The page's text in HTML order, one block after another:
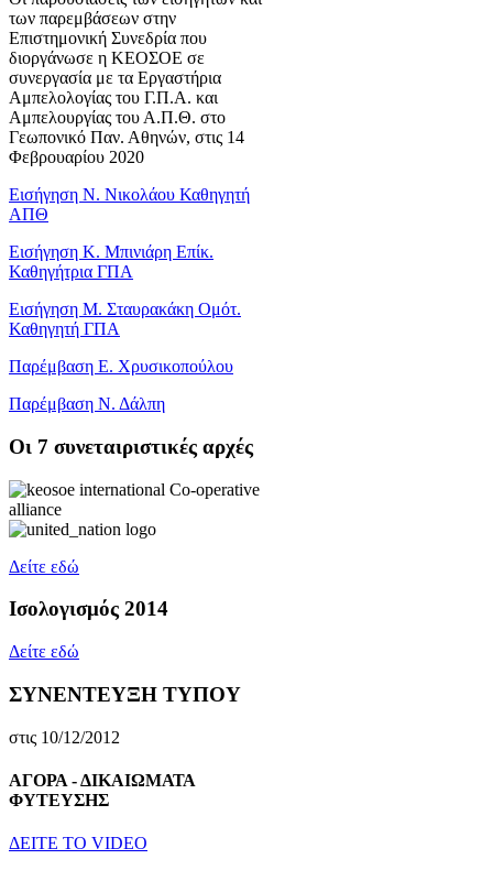
των παρεμβάσεων στην
Επιστημονική Συνεδρία που
διοργάνωσε η ΚΕΟΣΟΕ σε
συνεργασία με τα Εργαστήρια
Αμπελολογίας του Γ.Π.Α. και
Αμπελουργίας του Α.Π.Θ. στο
Γεωπονικό Παν. Αθηνών, στις 14
Φεβρουαρίου 2020
Εισήγηση Ν. Νικολάου Καθηγητή
ΑΠΘ
Εισήγηση Κ. Μπινιάρη Επίκ.
Καθηγήτρια ΓΠΑ
Εισήγηση Μ. Σταυρακάκη Ομότ.
Καθηγητή ΓΠΑ
Παρέμβαση Ε. Χρυσικοπούλου
Παρέμβαση Ν. Δάλπη
Oι 7 συνεταιριστικές αρχές
Δείτε εδώ
Ισολογισμός 2014
Δείτε εδώ
ΣΥΝΕΝΤΕΥΞΗ ΤΥΠΟΥ
στις 10/12/2012
ΑΓΟΡΑ - ΔΙΚΑΙΩΜΑΤΑ
ΦΥΤΕΥΣΗΣ
ΔEITE TO VIDEO